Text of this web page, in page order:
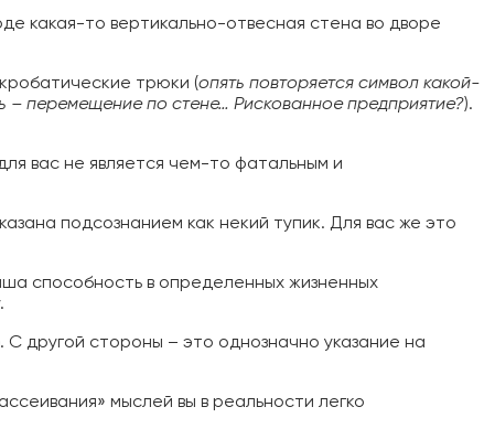
какая-то вертикально-отвесная стена во дворе
трюки (опять повторяется символ какой-
– перемещение по стене… Рискованное предприятие?).
вас не является чем-то фатальным и
подсознанием как некий тупик. Для вас же это
способность в определенных жизненных
другой стороны – это однозначно указание на
мыслей вы в реальности легко